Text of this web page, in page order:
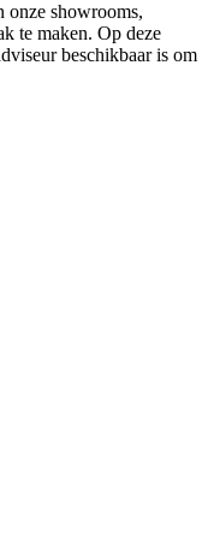
onze showrooms,
te maken. Op deze
beschikbaar is om